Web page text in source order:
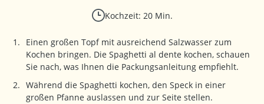
Kochzeit: 20 Min.
Einen großen Topf mit ausreichend Salzwasser zum
Kochen bringen. Die Spaghetti al dente kochen, schauen
Sie nach, was Ihnen die Packungsanleitung empfiehlt.
Während die Spaghetti kochen, den Speck in einer
großen Pfanne auslassen und zur Seite stellen.